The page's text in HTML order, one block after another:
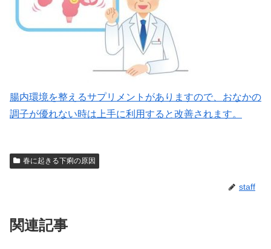
腸内環境を整えるサプリメントがありますので、おなかの
調子が優れない時は上手に利用すると改善されます。
春に起きる下痢の原因
staff
関連記事